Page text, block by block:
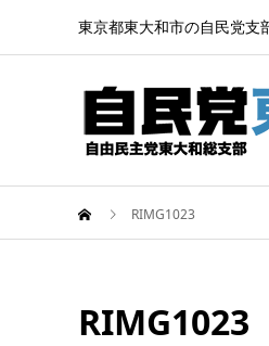
東京都東大和市の自民党支
RIMG1023
RIMG1023